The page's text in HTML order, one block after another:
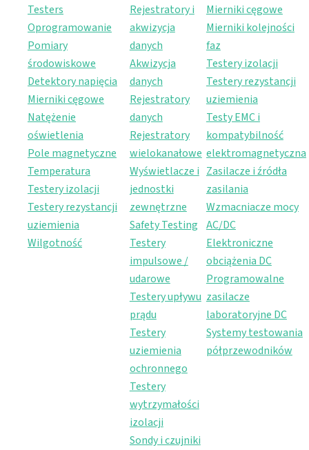
Testers
Oprogramowanie
Pomiary
środowiskowe
Detektory napięcia
Mierniki cęgowe
Natężenie
oświetlenia
Pole magnetyczne
Temperatura
Testery izolacji
Testery rezystancji
uziemienia
Wilgotność
Rejestratory i
akwizycja
danych
Akwizycja
danych
Rejestratory
danych
Rejestratory
wielokanałowe
Wyświetlacze i
jednostki
zewnętrzne
Safety Testing
Testery
impulsowe /
udarowe
Testery upływu
prądu
Testery
uziemienia
ochronnego
Testery
wytrzymałości
izolacji
Sondy i czujniki
Mierniki cęgowe
Mierniki kolejności
faz
Testery izolacji
Testery rezystancji
uziemienia
Testy EMC i
kompatybilność
elektromagnetyczna
Zasilacze i źródła
zasilania
Wzmacniacze mocy
AC/DC
Elektroniczne
obciążenia DC
Programowalne
zasilacze
laboratoryjne DC
Systemy testowania
półprzewodników